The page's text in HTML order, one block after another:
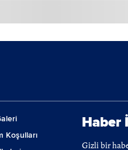
Koşulları
Haber
Gizli bir